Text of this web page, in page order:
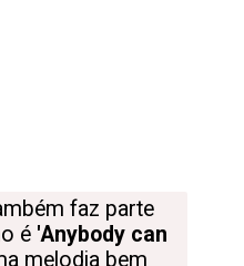
faz parte
é 'Anybody can
melodia bem